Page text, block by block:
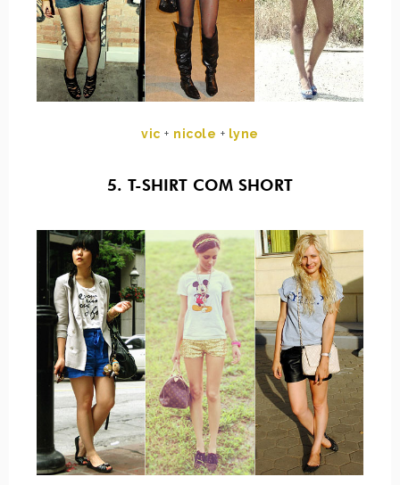
vic + nicole + lyne
5. T-SHIRT COM SHORT